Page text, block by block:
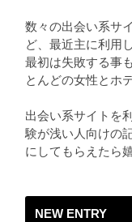
数々の出会い系サ
ど、最近主に利用
最初は失敗する事
とんどの女性とホ
出会い系サイトを
験が浅い人向けの
にしてもらえたら
NEW ENTRY